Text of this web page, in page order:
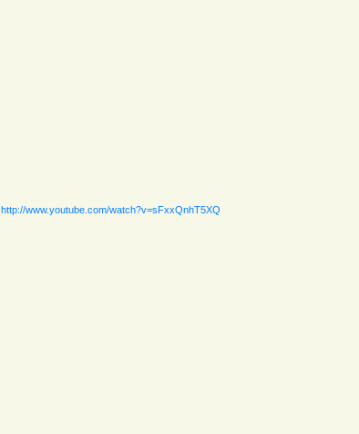
http://www.youtube.com/watch?v=sFxxQnhT5XQ